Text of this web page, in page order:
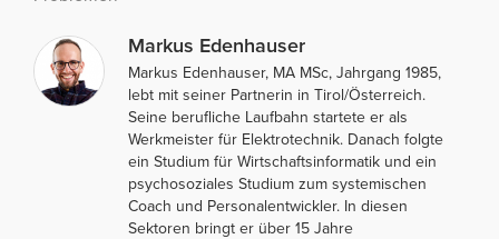
Markus Edenhauser
Markus Edenhauser, MA MSc, Jahrgang 1985,
lebt mit seiner Partnerin in Tirol/Österreich.
Seine berufliche Laufbahn startete er als
Werkmeister für Elektrotechnik. Danach folgte
ein Studium für Wirtschaftsinformatik und ein
psychosoziales Studium zum systemischen
Coach und Personalentwickler. In diesen
Sektoren bringt er über 15 Jahre